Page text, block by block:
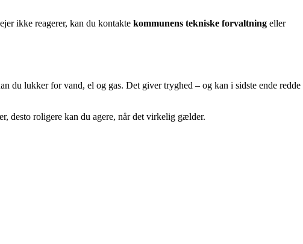
ikke reagerer, kan du kontakte kommunens tekniske forvaltning eller
du lukker for vand, el og gas. Det giver tryghed – og kan i sidste ende redde
desto roligere kan du agere, når det virkelig gælder.